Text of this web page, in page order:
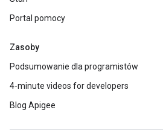
Portal pomocy
Zasoby
Podsumowanie dla programistów
4-minute videos for developers
Blog Apigee